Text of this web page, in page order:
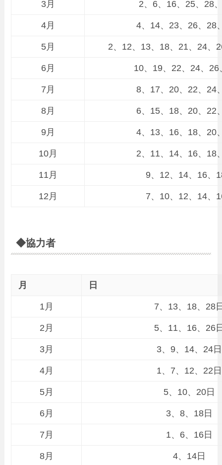
3月 2、6、16、25、28
4月 4、14、23、26、28
5月 2、12、13、18、21、24、
6月 10、19、22、24、26
7月 8、17、20、22、24
8月 6、15、18、20、22
9月 4、13、16、18、20
10月 2、11、14、16、18
11月 9、12、14、16、
12月 7、10、12、14、
◆協力者
月 日
1月 7、13、18、28
2月 5、11、16、26
3月 3、9、14、24日
4月 1、7、12、22日
5月 5、10、20日
6月 3、8、18日
7月 1、6、16日
8月 4、14日